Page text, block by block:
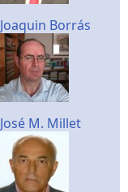
Joaquin Borrás
José M. Millet